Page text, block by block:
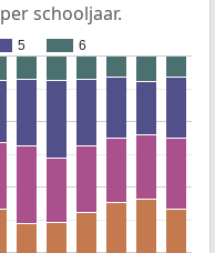
schooljaar.
5 6